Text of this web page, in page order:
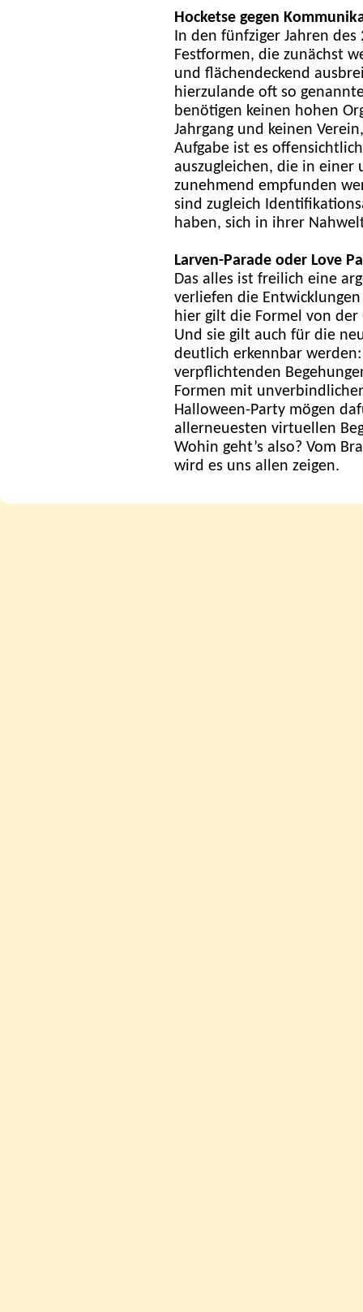
Hocketse gegen
In den fünfziger Jahren
Festformen, die zunächst
und flächendeckend
hierzulande oft so
benötigen keinen hohen
Jahrgang und keinen
Aufgabe ist es
auszugleichen, die in
zunehmend empfunden
sind zugleich
haben, sich in ihrer
Larven-Parade oder Love
Das alles ist freilich eine
verliefen die
hier gilt die Formel von der
Und sie gilt auch für die
deutlich erkennbar
verpflichtenden
Formen mit
Halloween-Party mögen
allerneuesten virtuellen
Wohin geht’s also? Vom
wird es uns allen zeigen.